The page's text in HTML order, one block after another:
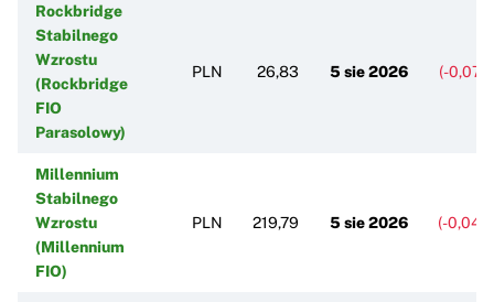
Rockbridge
Stabilnego
Wzrostu
(Rockbridge
FIO
Parasolowy)
PLN 26,83 5 sie 2026 (-
Millennium
Stabilnego
Wzrostu
(Millennium
FIO)
PLN 219,79 5 sie 2026 (-